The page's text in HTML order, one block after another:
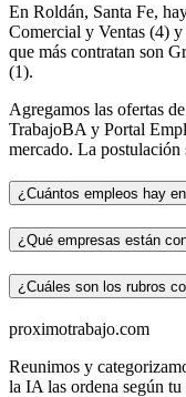
En Roldán, Santa Fe,
Comercial y Ventas (4)
que más contratan son
(1).
Agregamos las ofertas
TrabajoBA y Portal
mercado. La postulación
¿Cuántos empleos hay
¿Qué empresas están
¿Cuáles son los rubros
proximotrabajo.com
Reunimos y
la IA las ordena según